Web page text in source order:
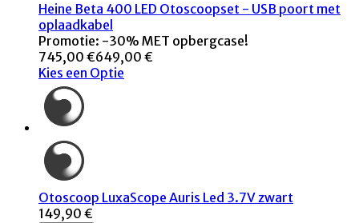
Heine Beta 400 LED Otoscoopset - USB poort met
oplaadkabel
Promotie: -30% MET opbergcase!
745,00 €649,00 €
Kies een Optie
Otoscoop LuxaScope Auris Led 3.7V zwart
149,90 €